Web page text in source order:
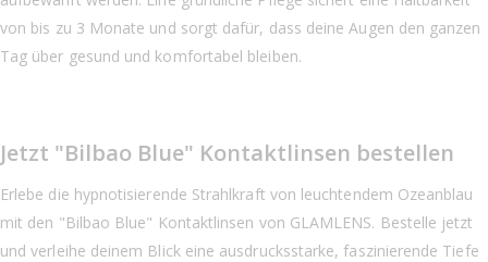
von bis zu 3 Monate und sorgt dafür, dass deine Augen den ganzen
Tag über gesund und komfortabel bleiben.
Jetzt "Bilbao Blue" Kontaktlinsen bestellen
Erlebe die hypnotisierende Strahlkraft von leuchtendem Ozeanblau
mit den "Bilbao Blue" Kontaktlinsen von GLAMLENS. Bestelle jetzt
und verleihe deinem Blick eine ausdrucksstarke, faszinierende Tiefe